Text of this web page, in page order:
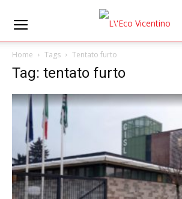
Home Tags Tentato furto
Tag: tentato furto